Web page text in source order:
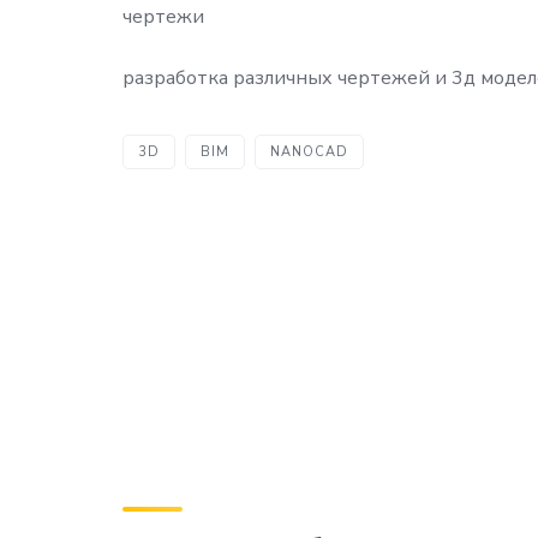
чертежи
разработка различных чертежей и 3д
3D BIM NANOCAD